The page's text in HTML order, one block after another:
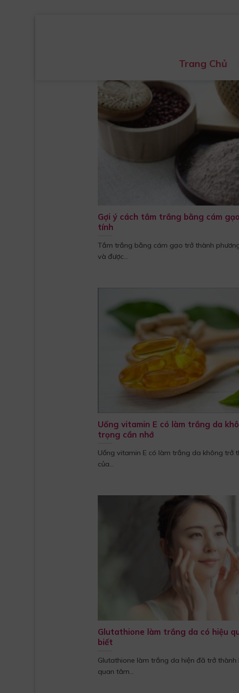
Trang Chủ
Gợi ý cách tắm trắng bằng cám
tính
Tắm trắng bằng cám gạo trở thành
và được...
Uống vitamin E có làm trắng da
trọng cần nhớ
Uống vitamin E có làm trắng da không trở
của...
Glutathione làm trắng da có hiệu
biết
Glutathione làm trắng da hiện đã trở thành
quan tâm...